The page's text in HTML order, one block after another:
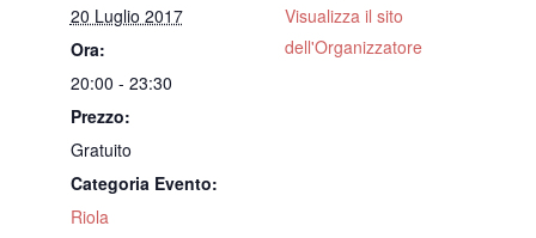
20 Luglio 2017
Ora:
20:00 - 23:30
Prezzo:
Gratuito
Categoria Evento:
Riola
Visualizza il sito
dell'Organizzatore